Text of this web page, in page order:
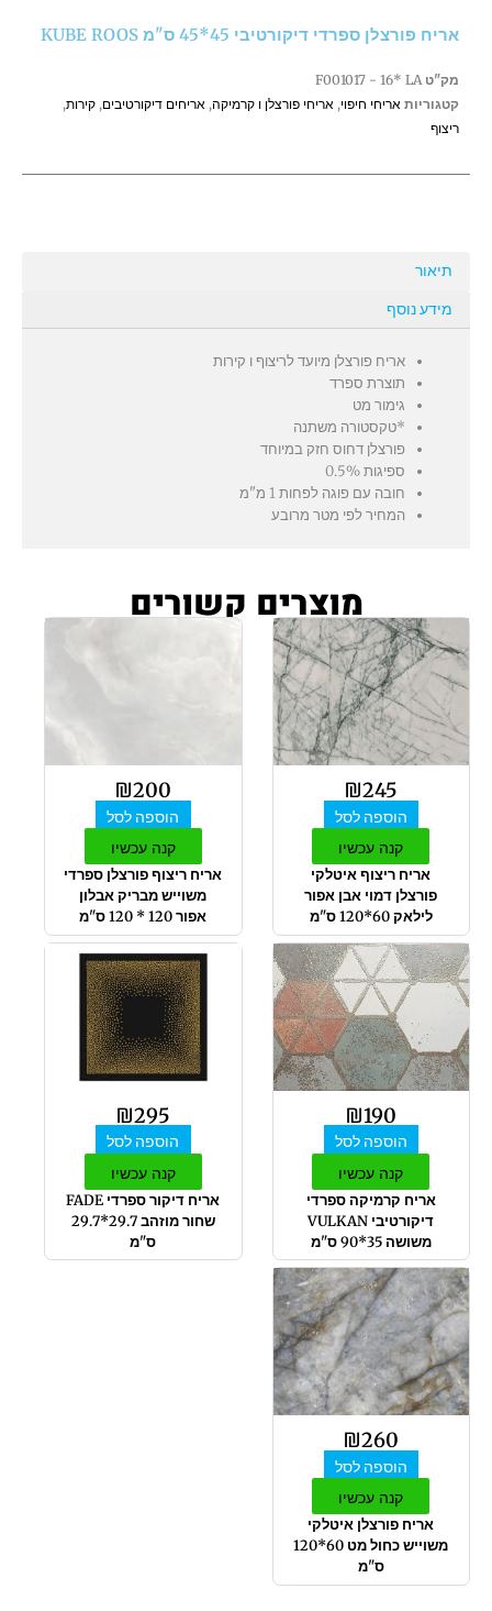
ס"מ
ROOS
אריח פורצלן ספרדי דיקורטיבי 45*45 ס"מ KUBE ROOS
מק"טF001017 - 16* LA
קטגוריות אריחי חיפוי, אריחי פורצלן ו קרמיקה, אריחים דיקורטיבים, קירות,
ריצוף
תיאור
מידע נוסף
אריח פורצלן מיועד לריצוף ו קירות
תוצרת ספרד
גימור מט
*טקסטורה משתנה
פורצלן דחוס חזק במיוחד
ספיגות 0.5%
חובה עם פוגה לפחות 1 מ"מ
המחיר לפי מטר מרובע
מוצרים קשורים
₪245
הוספה לסל
קנה עכשיו
אריח ריצוף איטלקי
פורצלן דמוי אבן אפור
לילאק 60*120 ס"מ
₪200
הוספה לסל
קנה עכשיו
אריח ריצוף פורצלן ספרדי
משוייש מבריק אבלון
אפור 120 * 120 ס"מ
₪190
הוספה לסל
קנה עכשיו
אריח קרמיקה ספרדי
דיקורטיבי VULKAN
משושה 35*90 ס"מ
₪295
הוספה לסל
קנה עכשיו
אריח דיקור ספרדי FADE
שחור מוזהב 29.7*29.7
ס"מ
₪260
הוספה לסל
קנה עכשיו
אריח פורצלן איטלקי
משוייש כחול מט 60*120
ס"מ